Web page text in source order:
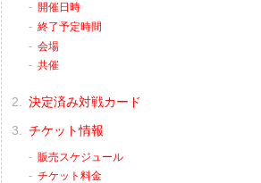
開催日時
終了予定時間
会場
共催
決定済み対戦カード
チケット情報
販売スケジュール
チケット料金